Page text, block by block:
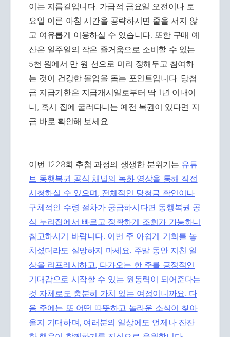
이는 지름길입니다. 가급적 금요일 오전이나 토
요일 이른 아침 시간을 공략하시면 줄을 서지 않
고 여유롭게 이용하실 수 있습니다. 또한 구매 예
산은 일주일의 작은 즐거움으로 소비할 수 있는
5천 원에서 만 원 선으로 미리 정해두고 참여하
는 것이 건강한 몰입을 돕는 포인트입니다. 당첨
금 지급기한은 지급개시일로부터 딱 1년 이내이
니, 혹시 집에 굴러다니는 예전 복권이 있다면 지
금 바로 확인해 보세요.
이번 1228회 추첨 과정의 생생한 분위기는 유튜
브 동행복권 공식 채널의 녹화 영상을 통해 직접
시청하실 수 있으며, 전체적인 당첨금 확인이나
구체적인 수령 절차가 궁금하시다면 동행복권 공
식 누리집에서 빠르고 정확하게 조회가 가능하니
참고하시기 바랍니다. 이번 주 아쉽게 기회를 놓
치셨더라도 실망하지 마세요. 주말 동안 지친 일
상을 리프레시하고, 다가오는 한 주를 긍정적인
기대감으로 시작할 수 있는 원동력이 되어준다는
것 자체로도 충분히 가치 있는 여정이니까요. 다
음 주에는 또 어떤 따뜻하고 놀라운 소식이 찾아
올지 기대하며, 여러분의 일상에도 언제나 잔잔